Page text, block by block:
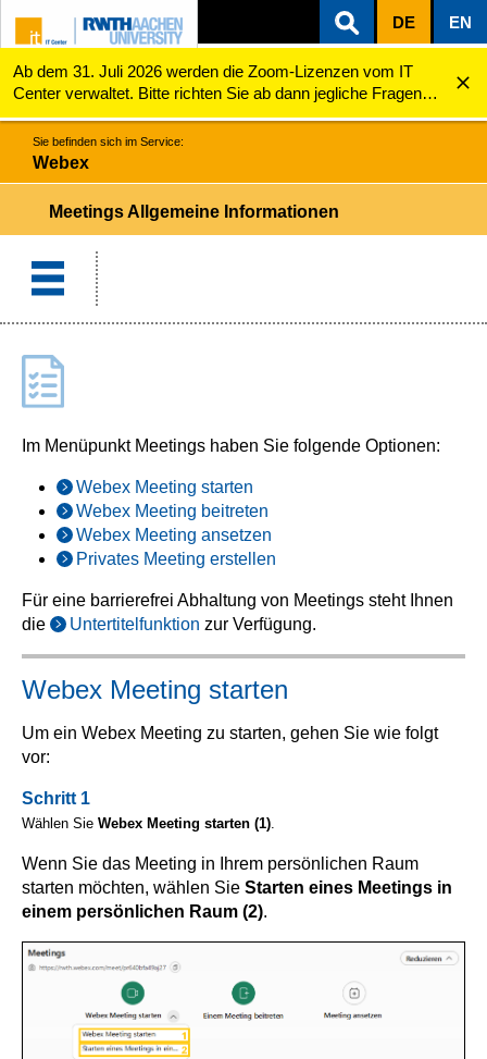
ZUM INHALTSBEREICH
ZUR HAUPTNAVIGATION
ZUR SUCHE
DE EN
Ab dem 31. Juli 2026 werden die Zoom-Lizenzen vom IT
Center verwaltet. Bitte richten Sie ab dann jegliche Fragen
zu den Zoom-Lizenzen (z.B. Probleme mit dem Login) an
servicedesk@itc.rwth-aachen.de.
Webex Allgemeine Informationen
Sie befinden sich im Service:
Webex
Meetings Allgemeine Informationen
Im Menüpunkt Meetings haben Sie folgende Optionen:
Webex Meeting starten
Webex Meeting beitreten
Webex Meeting ansetzen
Privates Meeting erstellen
Für eine barrierefrei Abhaltung von Meetings steht Ihnen
die
Untertitelfunktion zur Verfügung.
Webex Meeting starten
Um ein Webex Meeting zu starten, gehen Sie wie folgt
vor:
Schritt 1
Wählen Sie Webex Meeting starten (1).
Wenn Sie das Meeting in Ihrem persönlichen Raum
starten möchten, wählen Sie Starten eines Meetings in
einem persönlichen Raum (2).